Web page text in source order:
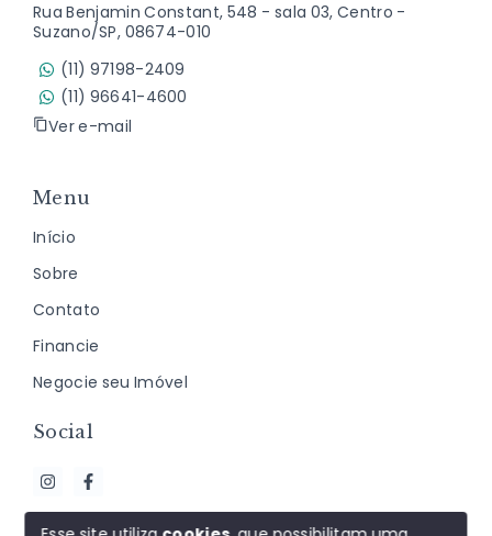
Rua Benjamin Constant, 548 - sala 03, Centro -
Suzano/SP, 08674-010
(11) 97198-2409
(11) 96641-4600
Ver e-mail
Menu
Início
Sobre
Contato
Financie
Negocie seu Imóvel
Social